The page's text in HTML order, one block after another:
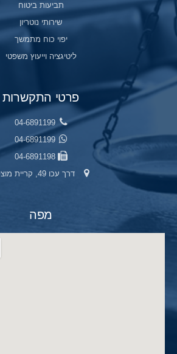
תביעות ביטוח
שירותי נוטריון
יפוי כוח מתמשך
ליטיגציה וייעוץ משפטי
פרטי התקשרות
04-6891199
04-6891199
04-6891198
דרך עכו 49, קריית מוצקין
מפה